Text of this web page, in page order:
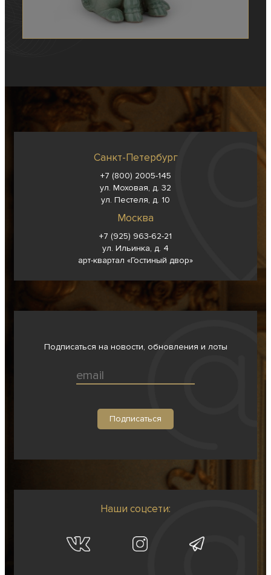
Санкт-Петербург
+7 (800) 2005-145
ул. Моховая, д. 32
ул. Пестеля, д. 10
Москва
+7 (925) 963-62-21
ул. Ильинка, д. 4
арт-квартал «Гостиный двор»
Подписаться на новости, обновления и лоты
Наши соцсети: